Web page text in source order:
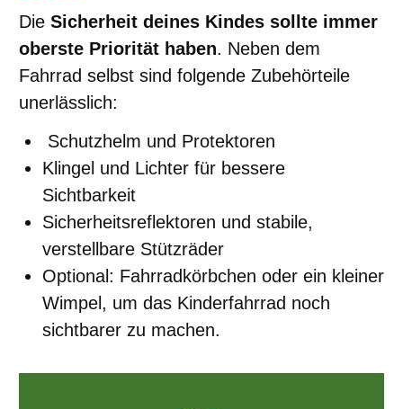
Die Sicherheit deines Kindes sollte immer
oberste Priorität haben. Neben dem
Fahrrad selbst sind folgende Zubehörteile
unerlässlich:
Schutzhelm und Protektoren
Klingel und Lichter für bessere
Sichtbarkeit
Sicherheitsreflektoren und stabile,
verstellbare Stützräder
Optional: Fahrradkörbchen oder ein kleiner
Wimpel, um das Kinderfahrrad noch
sichtbarer zu machen.